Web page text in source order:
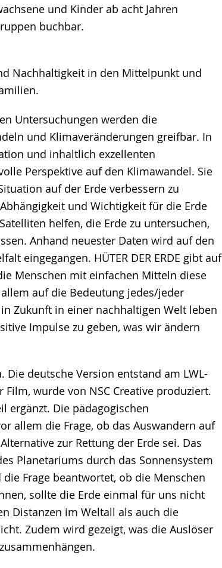
und Kinder ab acht Jahren
buchbar.
Nachhaltigkeit in den Mittelpunkt und
Untersuchungen werden die
und Klimaveränderungen greifbar. In
und inhaltlich exzellenten
Perspektive auf den Klimawandel. Sie
auf der Erde verbessern zu
und Wichtigkeit für die Erde
helfen, die Erde zu untersuchen,
Anhand neuester Daten wird auf den
eingegangen. HÜTER DER ERDE gibt auf
Menschen mit einfachen Mitteln diese
auf die Bedeutung jedes/jeder
Zukunft in einer nachhaltigen Welt leben
Impulse zu geben, was wir ändern
deutsche Version entstand am LWL-
wurde von NSC Creative produziert.
ergänzt. Die pädagogischen
allem die Frage, ob das Auswandern auf
zur Rettung der Erde sei. Das
Planetariums durch das Sonnensystem
Frage beantwortet, ob die Menschen
sollte die Erde einmal für uns nicht
Distanzen im Weltall als auch die
Zudem wird gezeigt, was die Auslöser